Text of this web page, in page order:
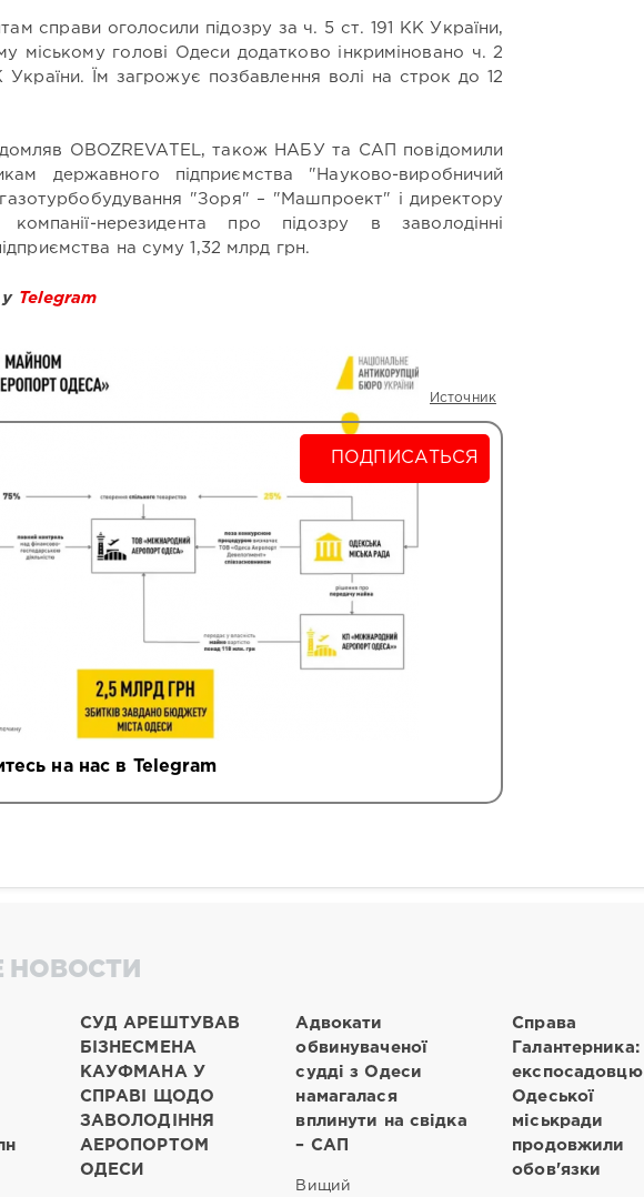
справи оголосили підозру за ч. 5 ст. 191 КК України,
міському голові Одеси додатково інкриміновано ч. 2
Їм загрожує позбавлення волі на строк до 12
OBOZREVATEL, також НАБУ та САП повідомили
державного підприємства "Науково-виробничий
"Зоря" – "Машпроект" і директору
компанії-нерезидента про підозру в заволодінні
на суму 1,32 млрд грн.
у Telegram
Источник
на нас в Telegram
ПОДПИСАТЬСЯ
НОВОСТИ
СУД АРЕШТУВАВ
БІЗНЕСМЕНА
КАУФМАНА У
СПРАВІ ЩОДО
ЗАВОЛОДІННЯ
АЕРОПОРТОМ
ОДЕСИ
Адвокати
обвинуваченої
судді з Одеси
намагалася
вплинути на свідка
– САП
Вищий
Справа
Галантерника:
експосадовцю
Одеської
міськради
продовжили
обов'язки